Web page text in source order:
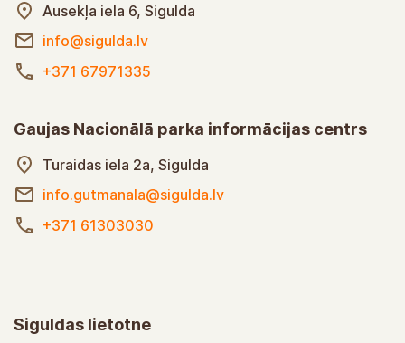
Ausekļa iela 6, Sigulda
info@sigulda.lv
+371 67971335
Gaujas Nacionālā parka informācijas centrs
Turaidas iela 2a, Sigulda
info.gutmanala@sigulda.lv
+371 61303030
Siguldas lietotne